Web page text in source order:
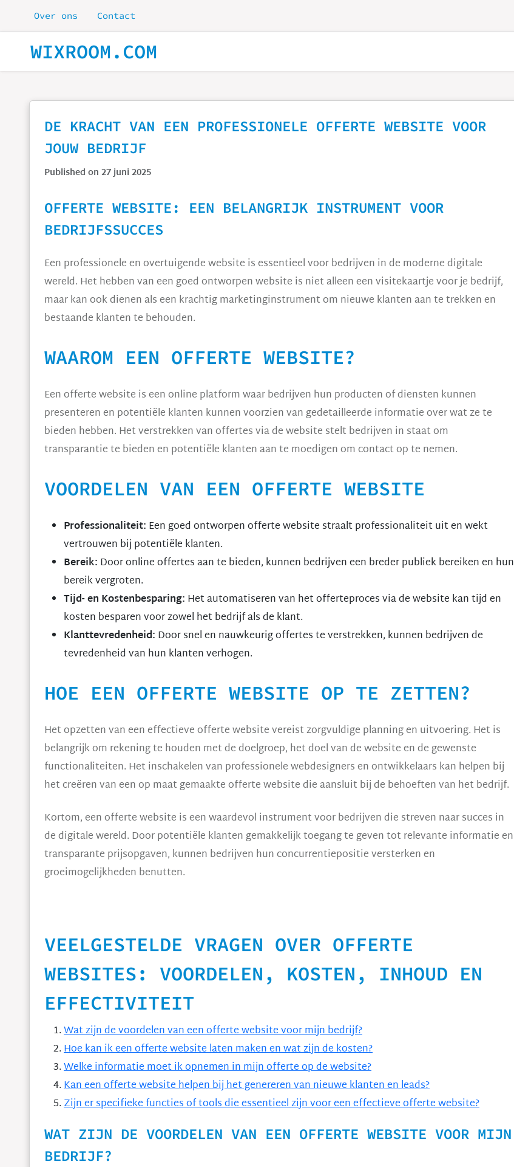
Skip to main content
Over ons Contact
WIXROOM.COM
DE KRACHT VAN EEN PROFESSIONELE OFFERTE WEBSITE VOOR
JOUW BEDRIJF
Published on 27 juni 2025
OFFERTE WEBSITE: EEN BELANGRIJK INSTRUMENT VOOR
BEDRIJFSSUCCES
Een professionele en overtuigende website is essentieel voor bedrijven in de moderne digitale
wereld. Het hebben van een goed ontworpen website is niet alleen een visitekaartje voor je bedrijf,
maar kan ook dienen als een krachtig marketinginstrument om nieuwe klanten aan te trekken en
bestaande klanten te behouden.
WAAROM EEN OFFERTE WEBSITE?
Een offerte website is een online platform waar bedrijven hun producten of diensten kunnen
presenteren en potentiële klanten kunnen voorzien van gedetailleerde informatie over wat ze te
bieden hebben. Het verstrekken van offertes via de website stelt bedrijven in staat om
transparantie te bieden en potentiële klanten aan te moedigen om contact op te nemen.
VOORDELEN VAN EEN OFFERTE WEBSITE
Professionaliteit: Een goed ontworpen offerte website straalt professionaliteit uit en wekt
vertrouwen bij potentiële klanten.
Bereik: Door online offertes aan te bieden, kunnen bedrijven een breder publiek bereiken en hun
bereik vergroten.
Tijd- en Kostenbesparing: Het automatiseren van het offerteproces via de website kan tijd en
kosten besparen voor zowel het bedrijf als de klant.
Klanttevredenheid: Door snel en nauwkeurig offertes te verstrekken, kunnen bedrijven de
tevredenheid van hun klanten verhogen.
HOE EEN OFFERTE WEBSITE OP TE ZETTEN?
Het opzetten van een effectieve offerte website vereist zorgvuldige planning en uitvoering. Het is
belangrijk om rekening te houden met de doelgroep, het doel van de website en de gewenste
functionaliteiten. Het inschakelen van professionele webdesigners en ontwikkelaars kan helpen bij
het creëren van een op maat gemaakte offerte website die aansluit bij de behoeften van het bedrijf.
Kortom, een offerte website is een waardevol instrument voor bedrijven die streven naar succes in
de digitale wereld. Door potentiële klanten gemakkelijk toegang te geven tot relevante informatie en
transparante prijsopgaven, kunnen bedrijven hun concurrentiepositie versterken en
groeimogelijkheden benutten.
VEELGESTELDE VRAGEN OVER OFFERTE
WEBSITES: VOORDELEN, KOSTEN, INHOUD EN
EFFECTIVITEIT
Wat zijn de voordelen van een offerte website voor mijn bedrijf?
Hoe kan ik een offerte website laten maken en wat zijn de kosten?
Welke informatie moet ik opnemen in mijn offerte op de website?
Kan een offerte website helpen bij het genereren van nieuwe klanten en leads?
Zijn er specifieke functies of tools die essentieel zijn voor een effectieve offerte website?
WAT ZIJN DE VOORDELEN VAN EEN OFFERTE WEBSITE VOOR MIJN
BEDRIJF?